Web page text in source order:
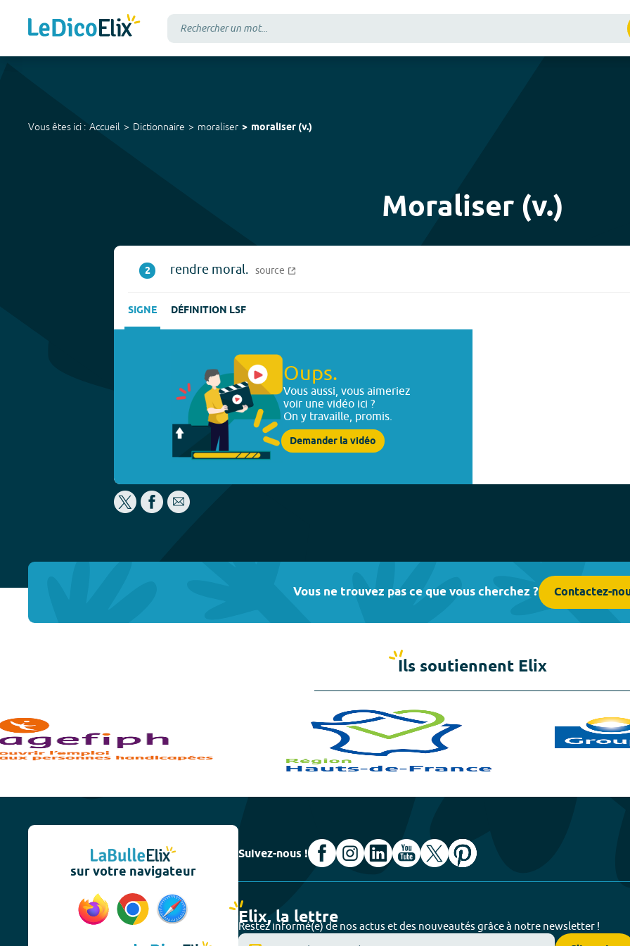
Vous êtes ici : Accueil Dictionnaire moraliser moraliser (v.)
Moraliser (v.)
2 rendre moral. source
SIGNE DÉFINITION LSF
Oups.
Vous aussi, vous aimeriez
voir une vidéo ici ?
On y travaille, promis.
Demander la vidéo
Vous ne trouvez pas ce que vous cherchez ? Contactez-
Ils soutiennent Elix
sur votre navigateur
Suivez-nous !
Elix, la lettre
Restez informé(e) de nos actus et des nouveautés grâce à notre newsletter !